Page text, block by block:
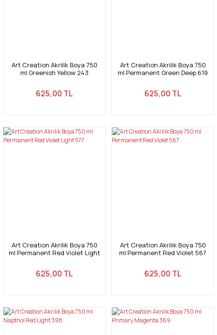
Art Creation Akrilik Boya 750
ml Greenish Yellow 243
625,00 TL
Art Creation Akrilik Boya 750
ml Permanent Green Deep 619
625,00 TL
Art Creation Akrilik Boya 750
ml Permanent Red Violet Light
625,00 TL
Art Creation Akrilik Boya 750
ml Permanent Red Violet 567
625,00 TL